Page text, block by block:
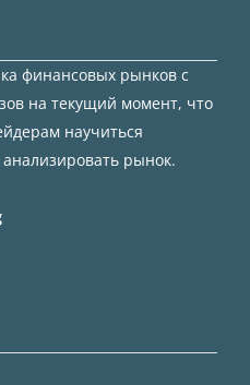
финансовых рынков с
на текущий момент, что
научиться
рынок.